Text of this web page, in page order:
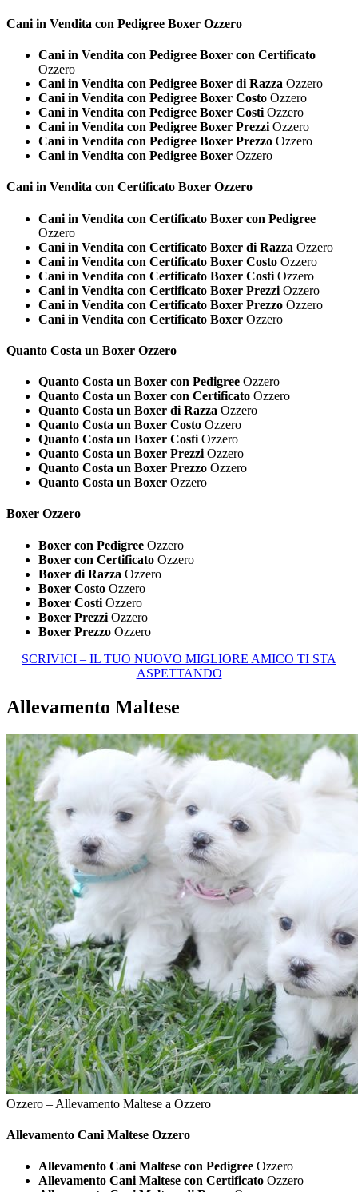
Cani in Vendita con Pedigree Boxer Ozzero
Cani in Vendita con Pedigree Boxer con Certificato
Ozzero
Cani in Vendita con Pedigree Boxer di Razza Ozzero
Cani in Vendita con Pedigree Boxer Costo Ozzero
Cani in Vendita con Pedigree Boxer Costi Ozzero
Cani in Vendita con Pedigree Boxer Prezzi Ozzero
Cani in Vendita con Pedigree Boxer Prezzo Ozzero
Cani in Vendita con Pedigree Boxer Ozzero
Cani in Vendita con Certificato Boxer Ozzero
Cani in Vendita con Certificato Boxer con Pedigree
Ozzero
Cani in Vendita con Certificato Boxer di Razza Ozzero
Cani in Vendita con Certificato Boxer Costo Ozzero
Cani in Vendita con Certificato Boxer Costi Ozzero
Cani in Vendita con Certificato Boxer Prezzi Ozzero
Cani in Vendita con Certificato Boxer Prezzo Ozzero
Cani in Vendita con Certificato Boxer Ozzero
Quanto Costa un Boxer Ozzero
Quanto Costa un Boxer con Pedigree Ozzero
Quanto Costa un Boxer con Certificato Ozzero
Quanto Costa un Boxer di Razza Ozzero
Quanto Costa un Boxer Costo Ozzero
Quanto Costa un Boxer Costi Ozzero
Quanto Costa un Boxer Prezzi Ozzero
Quanto Costa un Boxer Prezzo Ozzero
Quanto Costa un Boxer Ozzero
Boxer Ozzero
Boxer con Pedigree Ozzero
Boxer con Certificato Ozzero
Boxer di Razza Ozzero
Boxer Costo Ozzero
Boxer Costi Ozzero
Boxer Prezzi Ozzero
Boxer Prezzo Ozzero
SCRIVICI – IL TUO NUOVO MIGLIORE AMICO TI STA
ASPETTANDO
Allevamento Maltese
Ozzero – Allevamento Maltese a Ozzero
Allevamento Cani Maltese Ozzero
Allevamento Cani Maltese con Pedigree Ozzero
Allevamento Cani Maltese con Certificato Ozzero